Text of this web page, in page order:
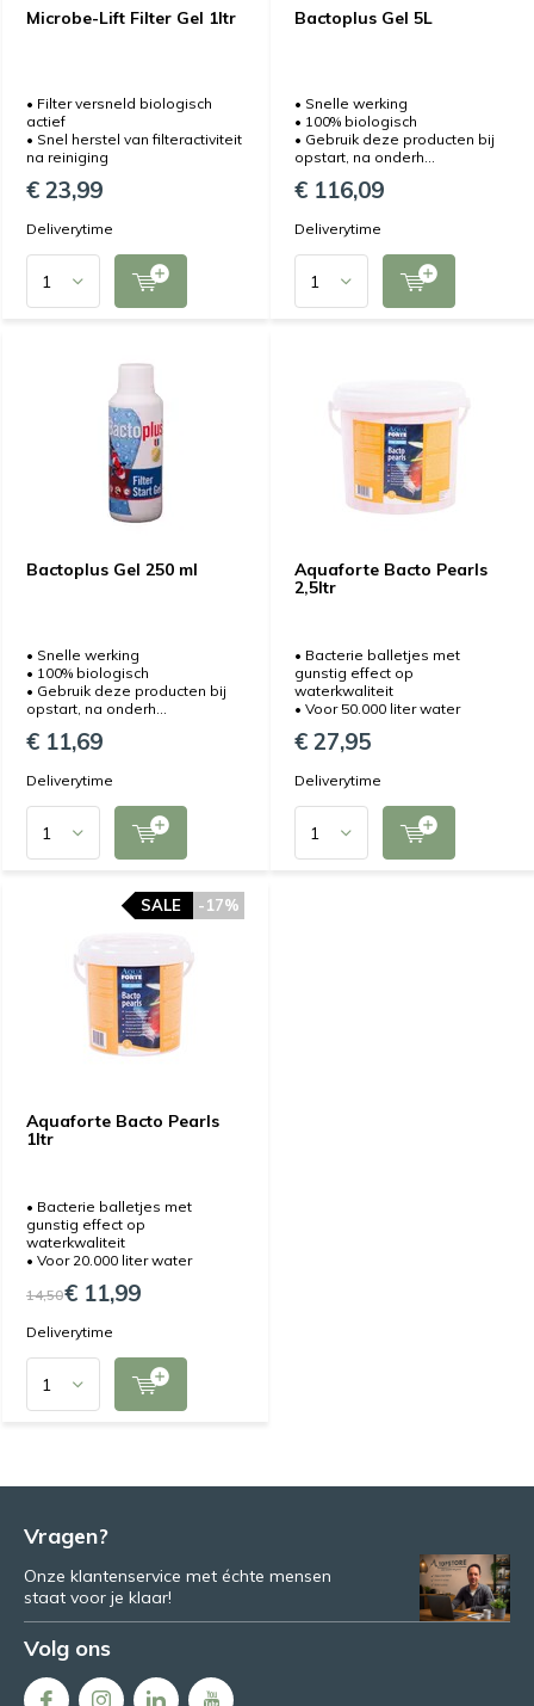
Microbe-Lift Filter Gel 1ltr
• Filter versneld biologisch
actief
• Snel herstel van filteractiviteit
na reiniging
€ 23,99
Deliverytime
Bactoplus Gel 5L
• Snelle werking
• 100% biologisch
• Gebruik deze producten bij
opstart, na onderh...
€ 116,09
Deliverytime
Bactoplus Gel 250 ml
• Snelle werking
• 100% biologisch
• Gebruik deze producten bij
opstart, na onderh...
€ 11,69
Deliverytime
Aquaforte Bacto Pearls
2,5ltr
• Bacterie balletjes met
gunstig effect op
waterkwaliteit
• Voor 50.000 liter water
€ 27,95
Deliverytime
Aquaforte Bacto Pearls
1ltr
-17%
SALE
• Bacterie balletjes met
gunstig effect op
waterkwaliteit
• Voor 20.000 liter water
14,50€ 11,99
Deliverytime
Vragen?
Onze klantenservice met échte mensen
staat voor je klaar!
Volg ons